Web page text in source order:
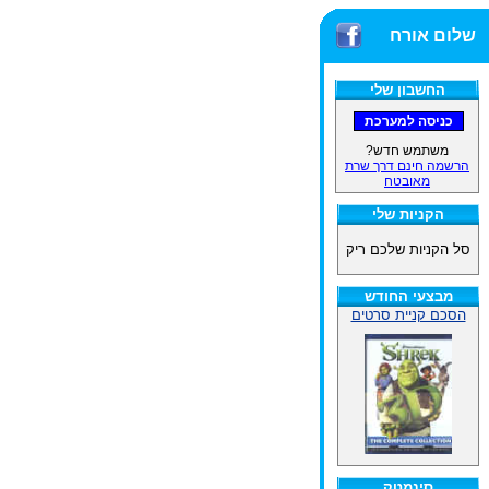
שלום אורח
החשבון שלי
משתמש חדש?
הרשמה חינם דרך שרת
מאובטח
הקניות שלי
סל הקניות שלכם ריק
מבצעי החודש
הסכם קניית סרטים